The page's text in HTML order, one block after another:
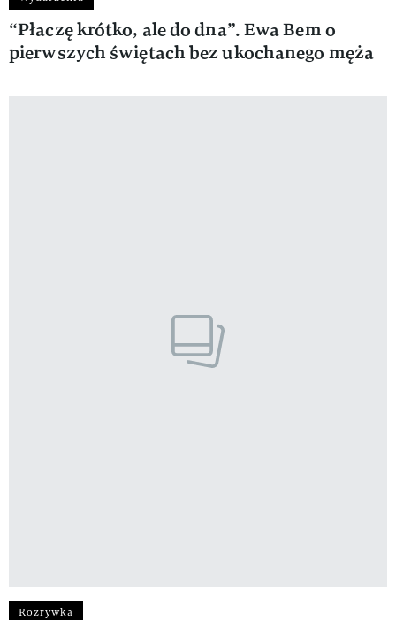
“Płaczę krótko, ale do dna”. Ewa Bem o
pierwszych świętach bez ukochanego męża
Rozrywka